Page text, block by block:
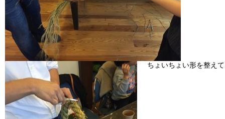
ちょいちょい形を整えて